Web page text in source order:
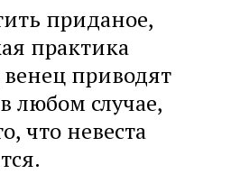
приданое,
практика
приводят
любом случае,
что невеста